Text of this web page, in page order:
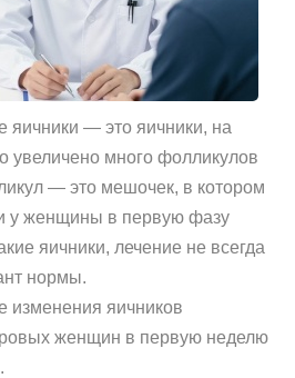
яичники — это яичники, на
увеличено много фолликулов
— это мешочек, в котором
у женщины в первую фазу
яичники, лечение не всегда
нормы.
изменения яичников
женщин в первую неделю